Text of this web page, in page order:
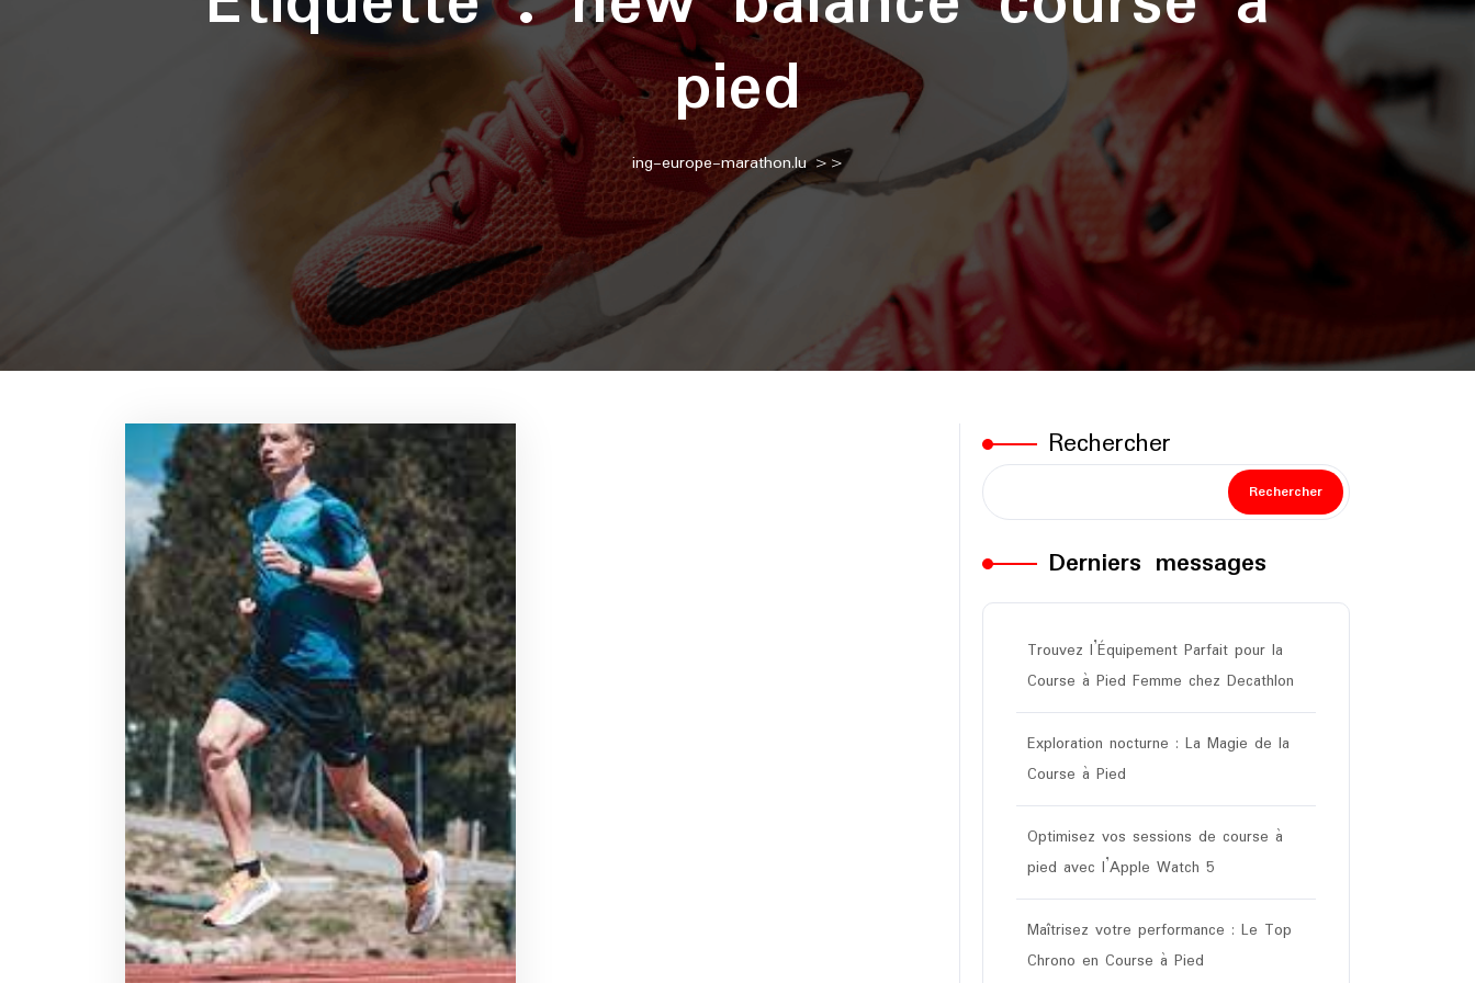
pied
ing-europe-marathon.lu>>
Rechercher
Rechercher
Derniers messages
Trouvez l’Équipement Parfait pour la
Course à Pied Femme chez Decathlon
Exploration nocturne : La Magie de la
Course à Pied
Optimisez vos sessions de course à
pied avec l’Apple Watch 5
Maîtrisez votre performance : Le Top
Chrono en Course à Pied